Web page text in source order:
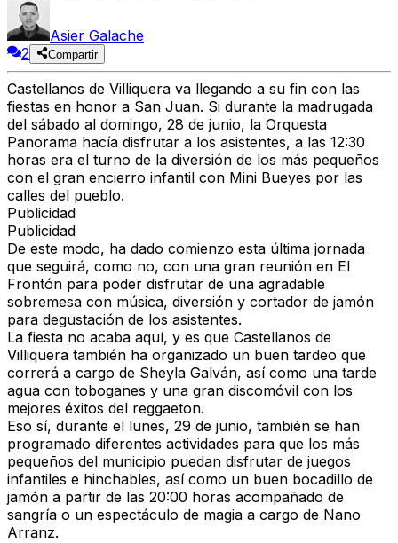
Asier Galache
2
Compartir
Castellanos de Villiquera va llegando a su fin con las
fiestas en honor a San Juan. Si durante la madrugada
del sábado al domingo, 28 de junio, la Orquesta
Panorama hacía disfrutar a los asistentes, a las 12:30
horas era el turno de la diversión de los más pequeños
con el gran encierro infantil con Mini Bueyes por las
calles del pueblo.
Publicidad
Publicidad
De este modo, ha dado comienzo esta última jornada
que seguirá, como no, con una gran reunión en El
Frontón para poder disfrutar de una agradable
sobremesa con música, diversión y cortador de jamón
para degustación de los asistentes.
La fiesta no acaba aquí, y es que Castellanos de
Villiquera también ha organizado un buen tardeo que
correrá a cargo de Sheyla Galván, así como una tarde
agua con toboganes y una gran discomóvil con los
mejores éxitos del reggaeton.
Eso sí, durante el lunes, 29 de junio, también se han
programado diferentes actividades para que los más
pequeños del municipio puedan disfrutar de juegos
infantiles e hinchables, así como un buen bocadillo de
jamón a partir de las 20:00 horas acompañado de
sangría o un espectáculo de magia a cargo de Nano
Arranz.